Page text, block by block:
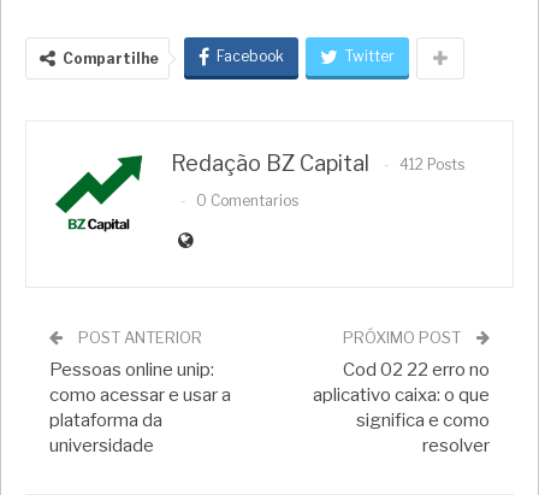
Compartilhe Facebook Twitter
Redação BZ Capital
412 Posts
0 Comentarios
POST ANTERIOR
Pessoas online unip:
como acessar e usar a
plataforma da
universidade
PRÓXIMO POST
Cod 02 22 erro no
aplicativo caixa: o que
significa e como
resolver